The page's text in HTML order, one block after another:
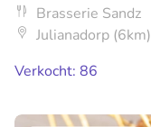
Brasserie Sandz
Julianadorp (6km)
Verkocht: 86